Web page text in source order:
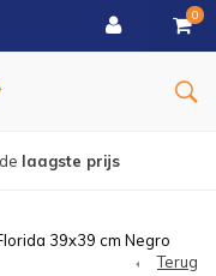
0
€ 150
39x39 cm Negro
Terug